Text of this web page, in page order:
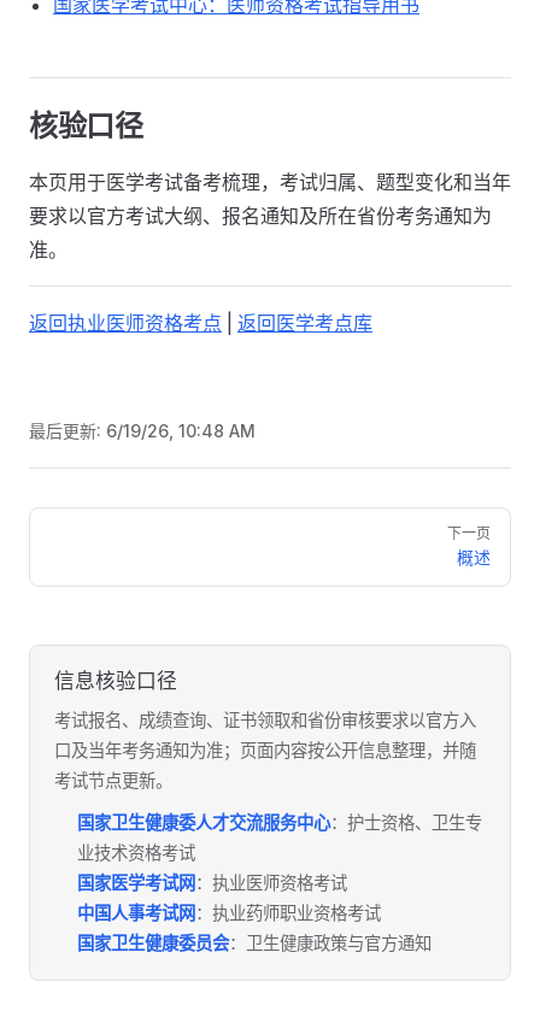
国家医学考试中心：医师资格考试指导用书
核验口径
本页用于医学考试备考梳理，考试归属、题型变化和当年
要求以官方考试大纲、报名通知及所在省份考务通知为
准。
返回执业医师资格考点 返回医学考点库
最后更新: 6/19/26, 10:48 AM
Pager
下一页
概述
信息核验口径
考试报名、成绩查询、证书领取和省份审核要求以官方入
口及当年考务通知为准；页面内容按公开信息整理，并随
考试节点更新。
国家卫生健康委人才交流服务中心：护士资格、卫生专
业技术资格考试
国家医学考试网 ：执业医师资格考试
中国人事考试网 ：执业药师职业资格考试
国家卫生健康委员会：卫生健康政策与官方通知